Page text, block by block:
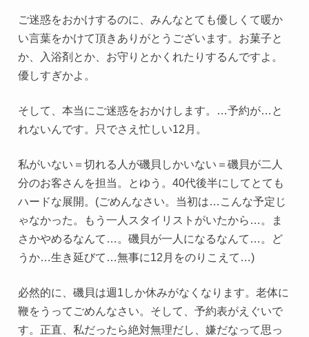
ご迷惑をおかけするのに、みんなとても優しくて暖か
い言葉をかけて頂きありがとうございます。お菓子と
か、入浴剤とか、お守りとかくれたりするんですよ。
優しすぎかよ。
そして、本当にご迷惑をおかけします。…予約が…と
れないんです。只でさえ忙しい12月。
私がいない＝切れる人が磯貝しかいない＝磯貝が二人
分のお客さんを担当。とゆう。40代後半にしてとても
ハードな展開。(ごめんなさい。当初は…こんな予定じ
ゃなかった。もう一人スタイリストがいたから…。ま
さかやめるなんて…。磯貝が一人になるなんて…。ど
うか…生き延びて…無事に12月をのりこえて…)
必然的に、磯貝は週1しか休みがなくなります。老体に
鞭をうってごめんなさい。そして、予約表がえぐいで
す。正直、私だったら絶対無理だし、嫌だなって思っ